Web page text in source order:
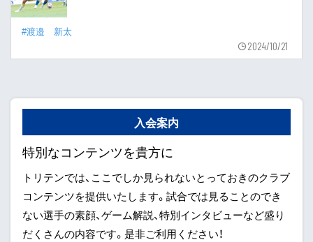
#渡邉 新太
2024/10/21
入会案内
特別なコンテンツを貴方に
トリテンでは、ここでしか見られないとっておきのクラブ
コンテンツを提供いたします。試合では見ることのでき
ない選手の素顔、ゲーム解説、特別インタビューなど盛り
だくさんの内容です。是非ご利用ください！